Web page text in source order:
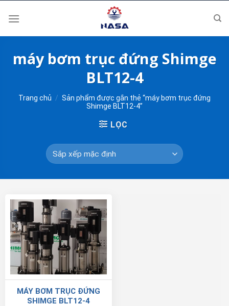
máy bơm trục đứng Shimge
BLT12-4
Trang chủ / Sản phẩm được gắn thẻ “máy bơm trục đứng
Shimge BLT12-4”
LỌC
MÁY BƠM TRỤC ĐỨNG
SHIMGE BLT12-4